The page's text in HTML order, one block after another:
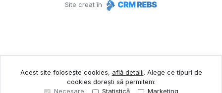
Site creat în
Acest site folosește cookies, află detalii. Alege ce tipuri de
cookies dorești să permitem:
Necesare
Statistică Marketing